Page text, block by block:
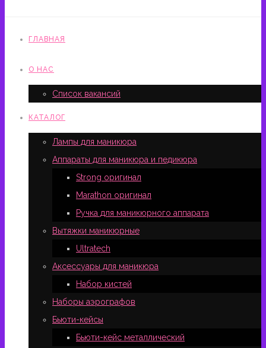
ГЛАВНАЯ
О НАС
Список вакансий
КАТАЛОГ
Лампы для маникюра
Аппараты для маникюра и педикюра
Strong оригинал
Marathon оригинал
Ручка для маникюрного аппарата
Вытяжки маникюрные
Ultratech
Аксессуары для маникюра
Набор кистей
Наборы аэрографов
Бьюти-кейсы
Бьюти-кейс металлический